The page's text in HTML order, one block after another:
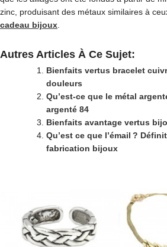
zinc, produisant des métaux similaires à
cadeau bijoux
Autres Articles À Ce Sujet:
Bienfaits vertus bracelet
douleurs
Qu’est-ce que le métal
argenté 84
Bienfaits avantage vertus
Qu’est ce que l’émail ?
fabrication bijoux